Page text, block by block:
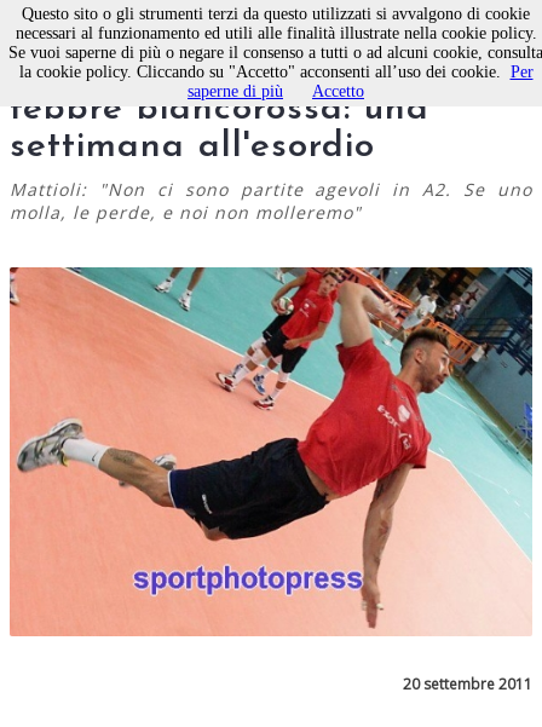
Pallavolo Molfetta, sale la
febbre biancorossa: una
settimana all'esordio
Mattioli: "Non ci sono partite agevoli in A2. Se uno
molla, le perde, e noi non molleremo"
20 settembre 2011
Questo sito o gli strumenti terzi da questo utilizzati si avvalgono di cookie
necessari al funzionamento ed utili alle finalità illustrate nella cookie policy.
Se vuoi saperne di più o negare il consenso a tutti o ad alcuni cookie, consulta
la cookie policy. Cliccando su "Accetto" acconsenti all’uso dei cookie. Per
saperne di più
Accetto